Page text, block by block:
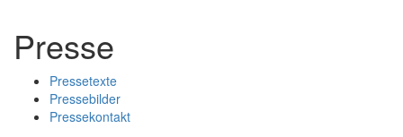
Presse
Pressetexte
Pressebilder
Pressekontakt